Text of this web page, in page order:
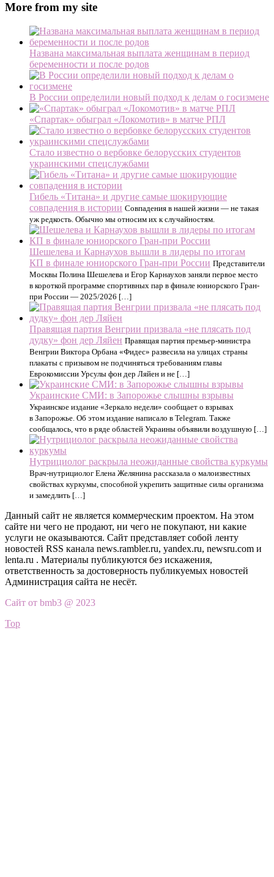
More from my site
Названа максимальная выплата женщинам в период
беременности и после родов
В России определили новый подход к делам о госизмене
«Спартак» обыграл «Локомотив» в матче РПЛ
Стало известно о вербовке белорусских студентов
украинскими спецслужбами
Гибель «Титана» и другие самые шокирующие
совпадения в истории Совпадения в нашей жизни — не такая
уж редкость. Обычно мы относим их к случайностям.
Шешелева и Карнаухов вышли в лидеры по итогам
КП в финале юниорского Гран-при России Представители
Москвы Полина Шешелева и Егор Карнаухов заняли первое место
в короткой программе спортивных пар в финале юниорского Гран-
при России — 2025/2026 […]
Правящая партия Венгрии призвала «не плясать под
дудку» фон дер Ляйен Правящая партия премьер-министра
Венгрии Виктора Орбана «Фидес» развесила на улицах страны
плакаты с призывом не подчиняться требованиям главы
Еврокомиссии Урсулы фон дер Ляйен и не […]
Украинские СМИ: в Запорожье слышны взрывы
Украинское издание «Зеркало недели» сообщает о взрывах
в Запорожье. Об этом издание написало в Telegram. Также
сообщалось, что в ряде областей Украины объявили воздушную […]
Нутрициолог раскрыла неожиданные свойства куркумы
Врач-нутрициолог Елена Желянина рассказала о малоизвестных
свойствах куркумы, способной укрепить защитные силы организма
и замедлить […]
Данный сайт не является коммерческим проектом. На этом
сайте ни чего не продают, ни чего не покупают, ни какие
услуги не оказываются. Сайт представляет собой ленту
новостей RSS канала news.rambler.ru, yandex.ru, newsru.com и
lenta.ru . Материалы публикуются без искажения,
ответственность за достоверность публикуемых новостей
Администрация сайта не несёт.
Сайт от bmb3 @ 2023
Top